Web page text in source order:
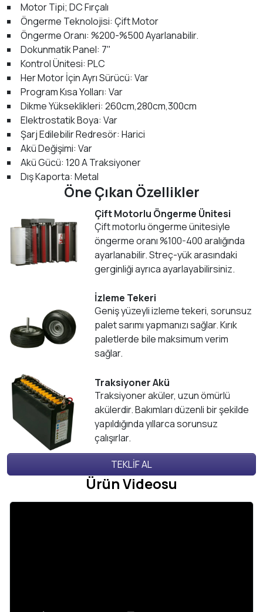
Motor Tipi; DC Fırçalı
Öngerme Teknolojisi: Çift Motor
Öngerme Oranı: %200-%500 Ayarlanabilir.
Dokunmatik Panel: 7"
Kontrol Ünitesi: PLC
Her Motor İçin Ayrı Sürücü: Var
Program Kısa Yolları: Var
Dikme Yükseklikleri: 260cm,280cm,300cm
Elektrostatik Boya: Var
Şarj Edilebilir Redresör: Harici
Akü Değişimi: Var
Akü Gücü: 120 A Traksiyoner
Dış Kaporta: Metal
Öne Çıkan Özellikler
Çift Motorlu Öngerme Ünitesi
Çift motorlu öngerme ünitesiyle
öngerme oranı %100-400 aralığında
ayarlanabilir. Streç-yük arasındaki
gerginliği ayrıca ayarlayabilirsiniz.
İzleme Tekeri
Geniş yüzeyli izleme tekeri, sorunsuz
palet sarımı yapmanızı sağlar. Kırık
paletlerde bile maksimum verim
sağlar.
Traksiyoner Akü
Traksiyoner aküler, uzun ömürlü
akülerdir. Bakımları düzenli bir şekilde
yapıldığında yıllarca sorunsuz
çalışırlar.
TEKLİF AL
Ürün Videosu